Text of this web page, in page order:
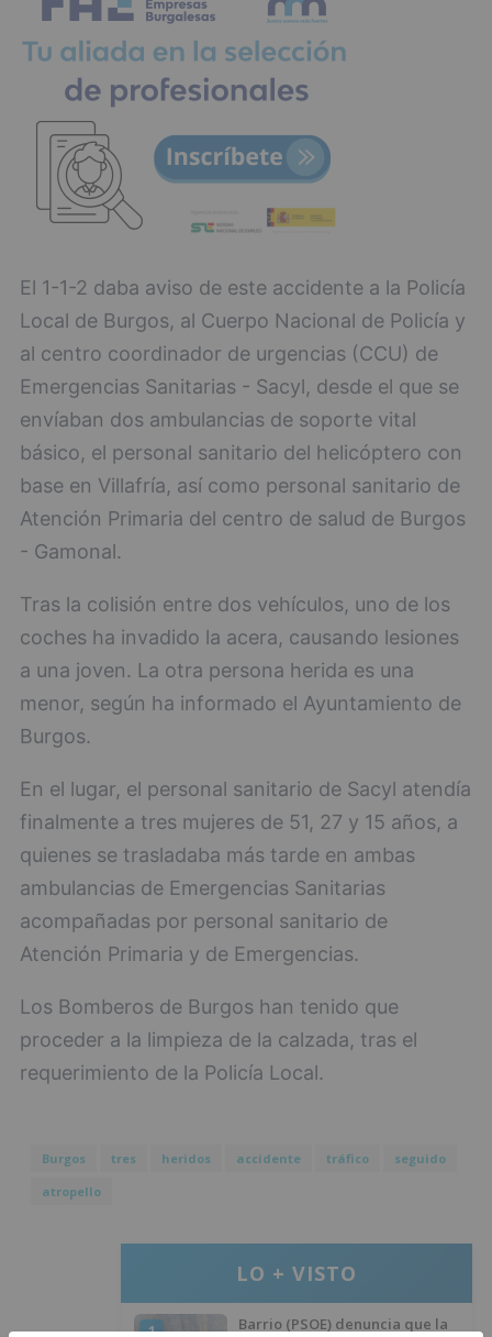
El 1-1-2 daba aviso de este accidente a la Policía
Local de Burgos, al Cuerpo Nacional de Policía y
al centro coordinador de urgencias (CCU) de
Emergencias Sanitarias - Sacyl, desde el que se
envíaban dos ambulancias de soporte vital
básico, el personal sanitario del helicóptero con
base en Villafría, así como personal sanitario de
Atención Primaria del centro de salud de Burgos
- Gamonal.
Tras la colisión entre dos vehículos, uno de los
coches ha invadido la acera, causando lesiones
a una joven. La otra persona herida es una
menor, según ha informado el Ayuntamiento de
Burgos.
En el lugar, el personal sanitario de Sacyl atendía
finalmente a tres mujeres de 51, 27 y 15 años, a
quienes se trasladaba más tarde en ambas
ambulancias de Emergencias Sanitarias
acompañadas por personal sanitario de
Atención Primaria y de Emergencias.
Los Bomberos de Burgos han tenido que
proceder a la limpieza de la calzada, tras el
requerimiento de la Policía Local.
Burgos tres heridos accidente tráfico
seguido
atropello
LO + VISTO
1
Barrio (PSOE) denuncia que la